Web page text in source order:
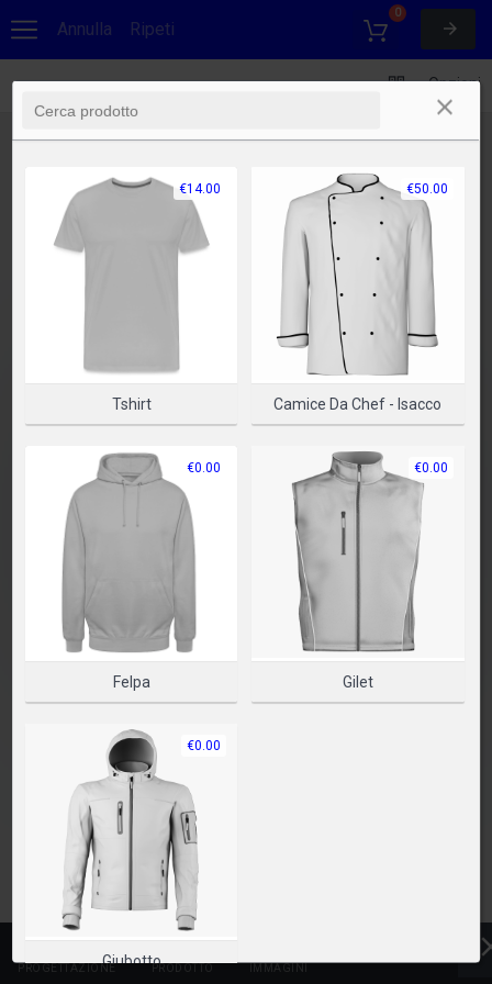
Annulla Ripeti
0
PROGETTAZIONE PRODOTTO IMMAGINI
Opzioni
PLEASE SELECT A PRODUCT TO START DESIGNING
SELEZIONA PRODOTTO
Tshirt
€14.00
Camice Da Chef - Isacco
€50.00
Felpa
€0.00
Gilet
€0.00
Giubotto
€0.00